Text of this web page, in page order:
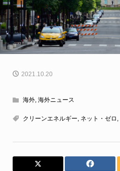
2021.10.20
海外, 海外ニュース
クリーンエネルギー ネット・ゼロ